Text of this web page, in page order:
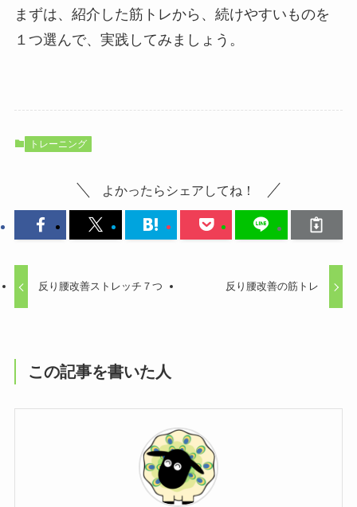
まずは、紹介した筋トレから、続けやすいものを
１つ選んで、実践してみましょう。
トレーニング
よかったらシェアしてね！
反り腰改善ストレッチ７つ 反り腰改善の筋トレ
この記事を書いた人